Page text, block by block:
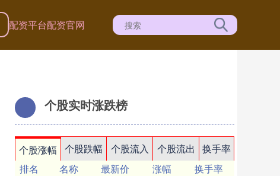
配资平台配资官网
个股实时涨跌榜
个股涨幅 个股跌幅 个股流入 个股流出
换手率
排名
名称 最新价 涨幅
换手率